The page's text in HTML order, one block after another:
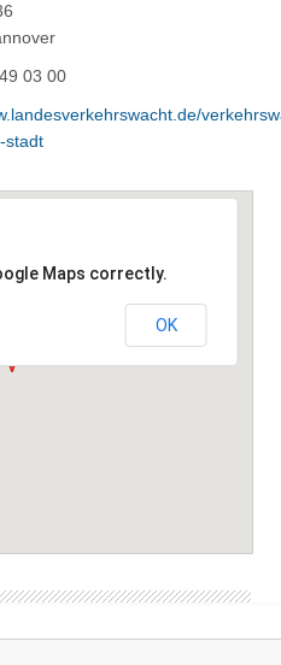
03 00
stadt
Maps correctly.
OK